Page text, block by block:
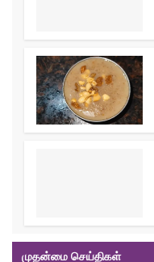
முதன்மை செய்திகள்